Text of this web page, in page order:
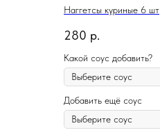
Наггетсы куриные 6 шт
280 р.
Какой соус добавить?
Добавить ещё соус